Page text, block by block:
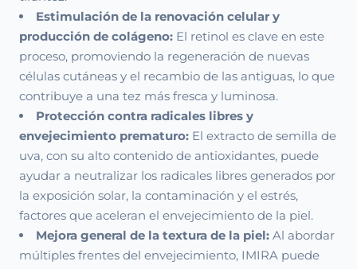
Estimulación de la renovación celular y
producción de colágeno: El retinol es clave en este
proceso, promoviendo la regeneración de nuevas
células cutáneas y el recambio de las antiguas, lo que
contribuye a una tez más fresca y luminosa.
Protección contra radicales libres y
envejecimiento prematuro: El extracto de semilla de
uva, con su alto contenido de antioxidantes, puede
ayudar a neutralizar los radicales libres generados por
la exposición solar, la contaminación y el estrés,
factores que aceleran el envejecimiento de la piel.
Mejora general de la textura de la piel: Al abordar
múltiples frentes del envejecimiento, IMIRA puede